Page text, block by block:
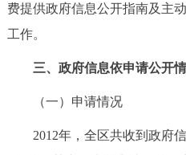
费提供政府信息公开指南及主
工作。
三、政府信息依申请公开
（一）申请情况
2012年，全区共收到政府信